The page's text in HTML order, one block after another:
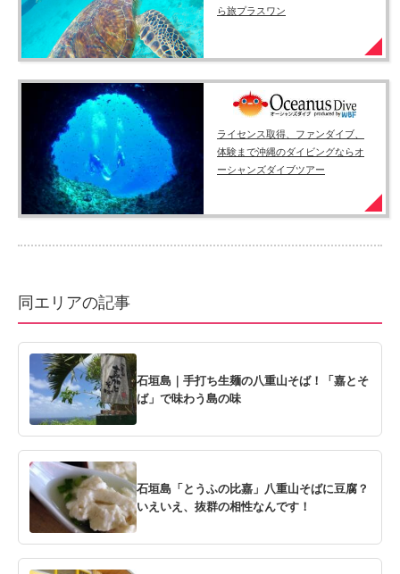
ら旅プラスワン
ライセンス取得、ファンダイブ、
体験まで沖縄のダイビングならオ
ーシャンズダイブツアー
同エリアの記事
石垣島｜手打ち生麺の八重山そば！「嘉とそ
ば」で味わう島の味
石垣島「とうふの比嘉」八重山そばに豆腐？
いえいえ、抜群の相性なんです！